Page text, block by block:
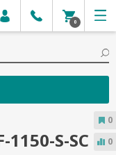
0
S-SC
0
0